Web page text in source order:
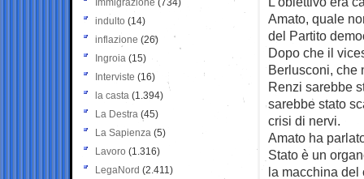
Amato, quale
del Partito
Dopo che il
Berlusconi, che
Renzi sarebbe
sarebbe stato
crisi di nervi.
Amato ha
Stato è un
la macchina del
Immigrazione (734)
indulto (14)
inflazione (26)
Ingroia (15)
Interviste (16)
la casta (1.394)
La Destra (45)
La Sapienza (5)
Lavoro (1.316)
LegaNord (2.411)